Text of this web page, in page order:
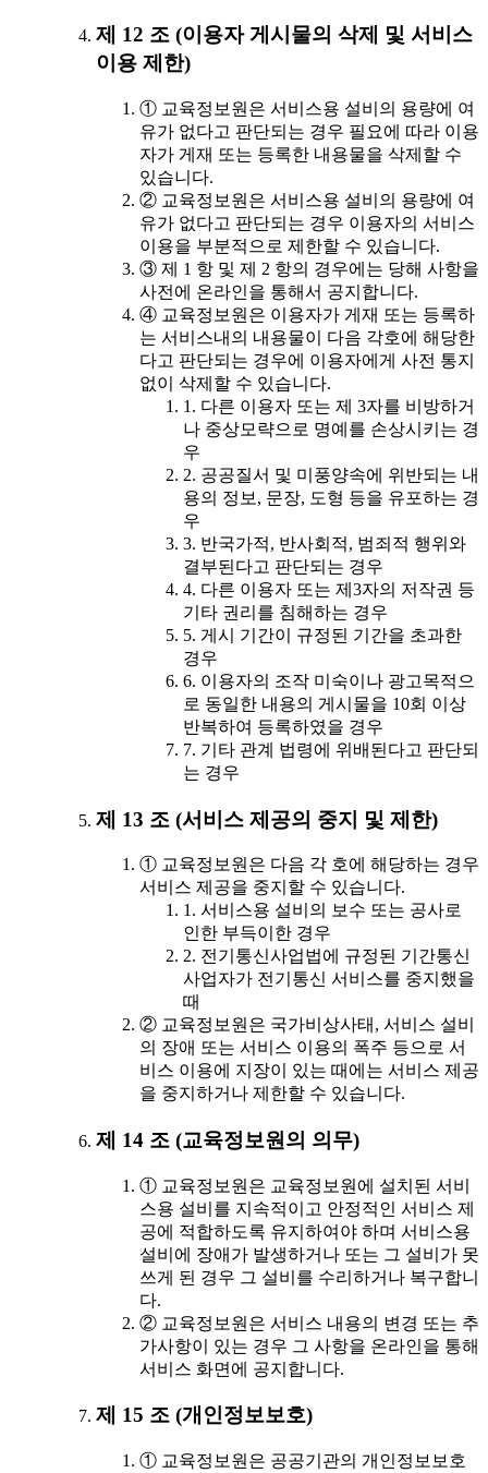
제 12 조 (이용자 게시물의 삭제 및 서비스
이용 제한)
① 교육정보원은 서비스용 설비의 용량에 여
유가 없다고 판단되는 경우 필요에 따라 이용
자가 게재 또는 등록한 내용물을 삭제할 수
있습니다.
② 교육정보원은 서비스용 설비의 용량에 여
유가 없다고 판단되는 경우 이용자의 서비스
이용을 부분적으로 제한할 수 있습니다.
③ 제 1 항 및 제 2 항의 경우에는 당해 사항을
사전에 온라인을 통해서 공지합니다.
④ 교육정보원은 이용자가 게재 또는 등록하
는 서비스내의 내용물이 다음 각호에 해당한
다고 판단되는 경우에 이용자에게 사전 통지
없이 삭제할 수 있습니다.
1. 다른 이용자 또는 제 3자를 비방하거
나 중상모략으로 명예를 손상시키는 경
우
2. 공공질서 및 미풍양속에 위반되는 내
용의 정보, 문장, 도형 등을 유포하는 경
우
3. 반국가적, 반사회적, 범죄적 행위와
결부된다고 판단되는 경우
4. 다른 이용자 또는 제3자의 저작권 등
기타 권리를 침해하는 경우
5. 게시 기간이 규정된 기간을 초과한
경우
6. 이용자의 조작 미숙이나 광고목적으
로 동일한 내용의 게시물을 10회 이상
반복하여 등록하였을 경우
7. 기타 관계 법령에 위배된다고 판단되
는 경우
제 13 조 (서비스 제공의 중지 및 제한)
① 교육정보원은 다음 각 호에 해당하는 경우
서비스 제공을 중지할 수 있습니다.
1. 서비스용 설비의 보수 또는 공사로
인한 부득이한 경우
2. 전기통신사업법에 규정된 기간통신
사업자가 전기통신 서비스를 중지했을
때
② 교육정보원은 국가비상사태, 서비스 설비
의 장애 또는 서비스 이용의 폭주 등으로 서
비스 이용에 지장이 있는 때에는 서비스 제공
을 중지하거나 제한할 수 있습니다.
제 14 조 (교육정보원의 의무)
① 교육정보원은 교육정보원에 설치된 서비
스용 설비를 지속적이고 안정적인 서비스 제
공에 적합하도록 유지하여야 하며 서비스용
설비에 장애가 발생하거나 또는 그 설비가 못
쓰게 된 경우 그 설비를 수리하거나 복구합니
다.
② 교육정보원은 서비스 내용의 변경 또는 추
가사항이 있는 경우 그 사항을 온라인을 통해
서비스 화면에 공지합니다.
제 15 조 (개인정보보호)
① 교육정보원은 공공기관의 개인정보보호